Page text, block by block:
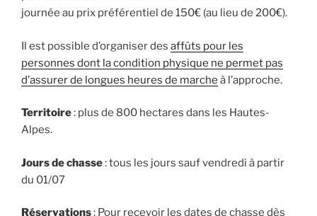
journée au prix préférentiel de 150€ (au lieu de 200€).
Il est possible d’organiser des affûts pour les
personnes dont la condition physique ne permet pas
d’assurer de longues heures de marche à l’approche.
Territoire: plus de 800 hectares dans les Hautes-
Alpes.
Jours de chasse: tous les jours sauf vendredi à partir
du 01/07
Réservations: Pour recevoir les dates de chasse dès